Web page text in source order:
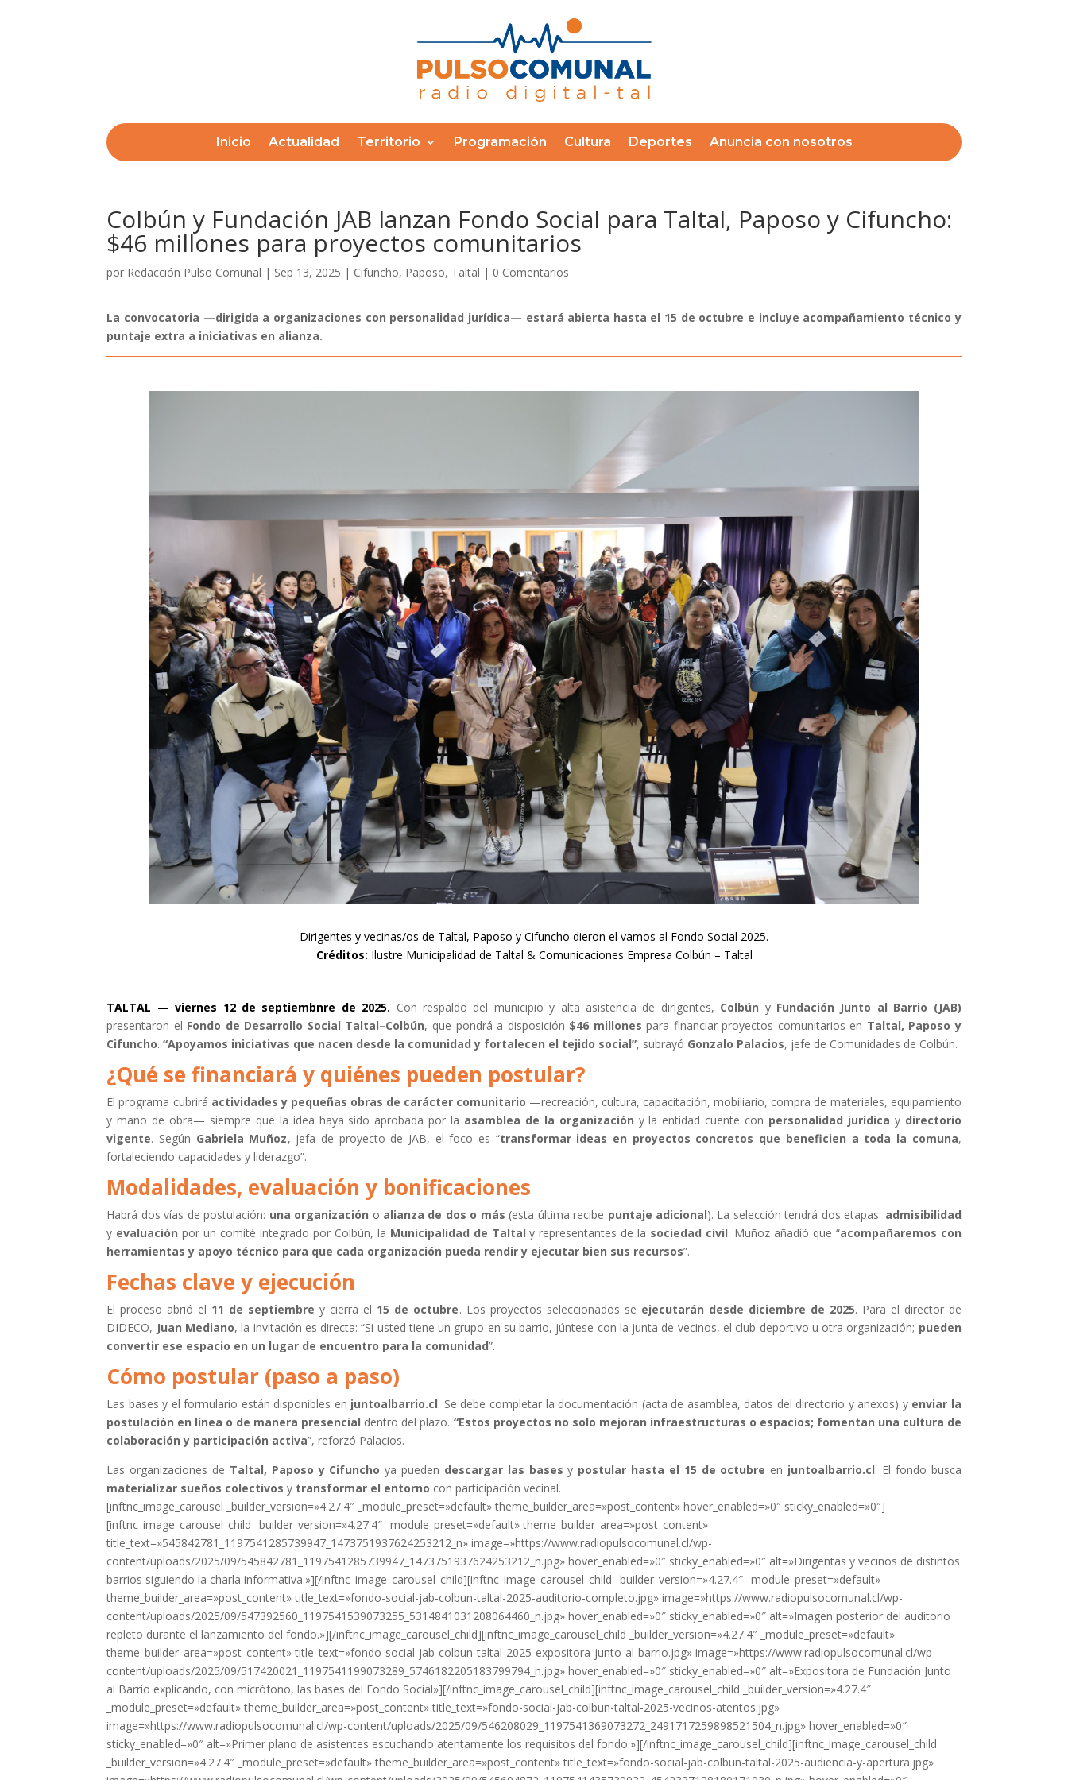
Inicio Actualidad Territorio Programación Cultura Deportes Anuncia con nosotros
Colbún y Fundación JAB lanzan Fondo Social para Taltal, Paposo y Cifuncho:
$46 millones para proyectos comunitarios
por Redacción Pulso Comunal | Sep 13, 2025 | Cifuncho, Paposo, Taltal | 0 Comentarios
La convocatoria —dirigida a organizaciones con personalidad jurídica— estará abierta hasta el 15 de octubre e incluye acompañamiento técnico y
puntaje extra a iniciativas en alianza.
Dirigentes y vecinas/os de Taltal, Paposo y Cifuncho dieron el vamos al Fondo Social 2025.
Créditos: Ilustre Municipalidad de Taltal & Comunicaciones Empresa Colbún – Taltal
TALTAL — viernes 12 de septiembnre de 2025. Con respaldo del municipio y alta asistencia de dirigentes, Colbún y Fundación Junto al Barrio (JAB)
presentaron el Fondo de Desarrollo Social Taltal–Colbún, que pondrá a disposición $46 millones para financiar proyectos comunitarios en Taltal, Paposo y
Cifuncho.“Apoyamos iniciativas que nacen desde la comunidad y fortalecen el tejido social”, subrayó Gonzalo Palacios, jefe de Comunidades de Colbún.
¿Qué se financiará y quiénes pueden postular?
El programa cubrirá actividades y pequeñas obras de carácter comunitario —recreación, cultura, capacitación, mobiliario, compra de materiales, equipamiento
y mano de obra— siempre que la idea haya sido aprobada por la asamblea de la organización y la entidad cuente con personalidad jurídica y directorio
vigente. Según Gabriela Muñoz, jefa de proyecto de JAB, el foco es “transformar ideas en proyectos concretos que beneficien a toda la comuna,
fortaleciendo capacidades y liderazgo”.
Modalidades, evaluación y bonificaciones
Habrá dos vías de postulación: una organización o alianza de dos o más (esta última recibe puntaje adicional). La selección tendrá dos etapas: admisibilidad
y evaluación por un comité integrado por Colbún, la Municipalidad de Taltal y representantes de la sociedad civil. Muñoz añadió que “acompañaremos con
herramientas y apoyo técnico para que cada organización pueda rendir y ejecutar bien sus recursos”.
Fechas clave y ejecución
El proceso abrió el 11 de septiembre y cierra el 15 de octubre. Los proyectos seleccionados se ejecutarán desde diciembre de 2025. Para el director de
DIDECO, Juan Mediano, la invitación es directa: “Si usted tiene un grupo en su barrio, júntese con la junta de vecinos, el club deportivo u otra organización; pueden
convertir ese espacio en un lugar de encuentro para la comunidad”.
Cómo postular (paso a paso)
Las bases y el formulario están disponibles en juntoalbarrio.cl. Se debe completar la documentación (acta de asamblea, datos del directorio y anexos) y enviar la
postulación en línea o de manera presencial dentro del plazo. “Estos proyectos no solo mejoran infraestructuras o espacios; fomentan una cultura de
colaboración y participación activa”, reforzó Palacios.
Las organizaciones de Taltal, Paposo y Cifuncho ya pueden descargar las bases y postular hasta el 15 de octubre en juntoalbarrio.cl. El fondo busca
materializar sueños colectivos y transformar el entorno con participación vecinal.
[inftnc_image_carousel _builder_version=»4.27.4″ _module_preset=»default» theme_builder_area=»post_content» hover_enabled=»0″ sticky_enabled=»0″]
[inftnc_image_carousel_child _builder_version=»4.27.4″ _module_preset=»default» theme_builder_area=»post_content»
title_text=»545842781_1197541285739947_1473751937624253212_n» image=»https://www.radiopulsocomunal.cl/wp-
content/uploads/2025/09/545842781_1197541285739947_1473751937624253212_n.jpg» hover_enabled=»0″ sticky_enabled=»0″ alt=»Dirigentas y vecinos de distintos
barrios siguiendo la charla informativa.»][/inftnc_image_carousel_child][inftnc_image_carousel_child _builder_version=»4.27.4″ _module_preset=»default»
theme_builder_area=»post_content» title_text=»fondo-social-jab-colbun-taltal-2025-auditorio-completo.jpg» image=»https://www.radiopulsocomunal.cl/wp-
content/uploads/2025/09/547392560_1197541539073255_5314841031208064460_n.jpg» hover_enabled=»0″ sticky_enabled=»0″ alt=»Imagen posterior del auditorio
repleto durante el lanzamiento del fondo.»][/inftnc_image_carousel_child][inftnc_image_carousel_child _builder_version=»4.27.4″ _module_preset=»default»
theme_builder_area=»post_content» title_text=»fondo-social-jab-colbun-taltal-2025-expositora-junto-al-barrio.jpg» image=»https://www.radiopulsocomunal.cl/wp-
content/uploads/2025/09/517420021_1197541199073289_5746182205183799794_n.jpg» hover_enabled=»0″ sticky_enabled=»0″ alt=»Expositora de Fundación Junto
al Barrio explicando, con micrófono, las bases del Fondo Social»][/inftnc_image_carousel_child][inftnc_image_carousel_child _builder_version=»4.27.4″
_module_preset=»default» theme_builder_area=»post_content» title_text=»fondo-social-jab-colbun-taltal-2025-vecinos-atentos.jpg»
image=»https://www.radiopulsocomunal.cl/wp-content/uploads/2025/09/546208029_1197541369073272_2491717259898521504_n.jpg» hover_enabled=»0″
sticky_enabled=»0″ alt=»Primer plano de asistentes escuchando atentamente los requisitos del fondo.»][/inftnc_image_carousel_child][inftnc_image_carousel_child
_builder_version=»4.27.4″ _module_preset=»default» theme_builder_area=»post_content» title_text=»fondo-social-jab-colbun-taltal-2025-audiencia-y-apertura.jpg»